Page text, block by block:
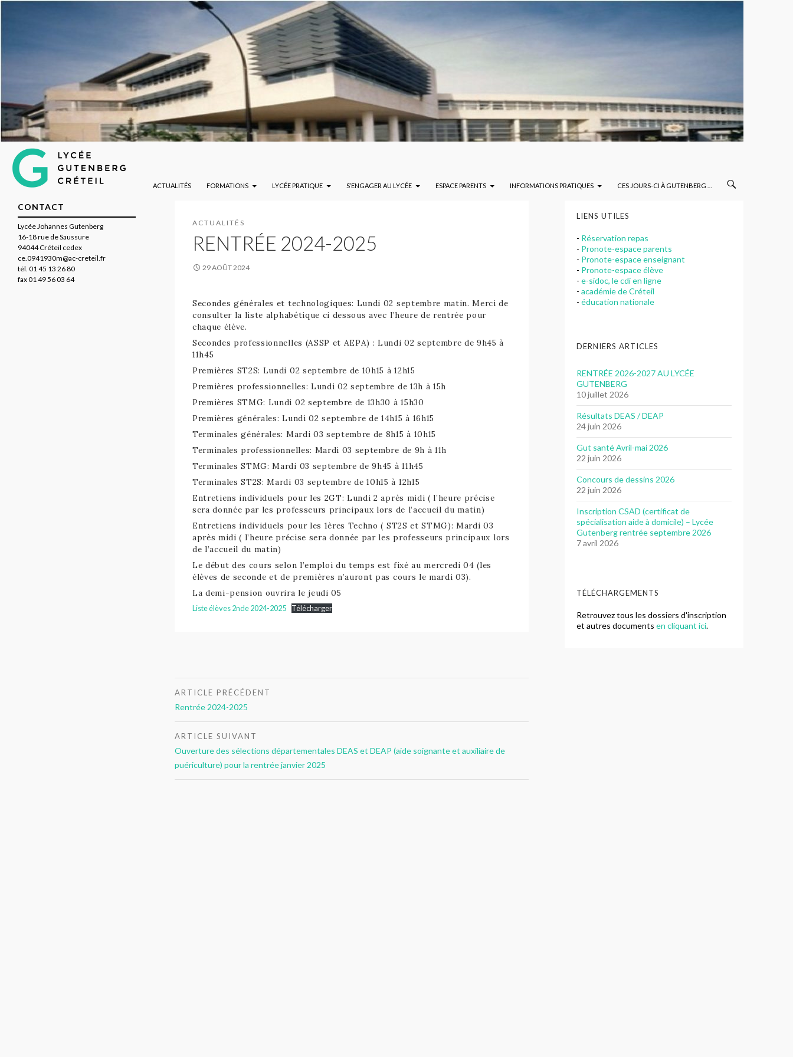
Lycée Gutenberg de Créteil
Recherche
ACTUALITÉS FORMATIONS LYCÉE PRATIQUE S’ENGAGER AU LYCÉE ESPACE PARENTS INFORMATIONS PRATIQUES CES JOURS-CI À GUTENBERG …
ACTUALITÉS
RENTRÉE 2024-2025
29 AOÛT 2024
Secondes générales et technologiques: Lundi 02 septembre matin. Merci de
consulter la liste alphabétique ci dessous avec l’heure de rentrée pour
chaque élève.
Secondes professionnelles (ASSP et AEPA) : Lundi 02 septembre de 9h45 à
11h45
Premières ST2S: Lundi 02 septembre de 10h15 à 12h15
Premières professionnelles: Lundi 02 septembre de 13h à 15h
Premières STMG: Lundi 02 septembre de 13h30 à 15h30
Premières générales: Lundi 02 septembre de 14h15 à 16h15
Terminales générales: Mardi 03 septembre de 8h15 à 10h15
Terminales professionnelles: Mardi 03 septembre de 9h à 11h
Terminales STMG: Mardi 03 septembre de 9h45 à 11h45
Terminales ST2S: Mardi 03 septembre de 10h15 à 12h15
Entretiens individuels pour les 2GT: Lundi 2 après midi ( l’heure précise
sera donnée par les professeurs principaux lors de l’accueil du matin)
Entretiens individuels pour les 1ères Techno ( ST2S et STMG): Mardi 03
après midi ( l’heure précise sera donnée par les professeurs principaux lors
de l’accueil du matin)
Le début des cours selon l’emploi du temps est fixé au mercredi 04 (les
élèves de seconde et de premières n’auront pas cours le mardi 03).
La demi-pension ouvrira le jeudi 05
Liste élèves 2nde 2024-2025 Télécharger
Navigation
de
l’article
ARTICLE PRÉCÉDENT
Rentrée 2024-2025
ARTICLE SUIVANT
Ouverture des sélections départementales DEAS et DEAP (aide soignante et auxiliaire de
puériculture) pour la rentrée janvier 2025
LIENS UTILES
- Réservation repas
- Pronote-espace parents
- Pronote-espace enseignant
- Pronote-espace élève
- e-sidoc, le cdi en ligne
- académie de Créteil
- éducation nationale
DERNIERS ARTICLES
RENTRÉE 2026-2027 AU LYCÉE
GUTENBERG
10 juillet 2026
Résultats DEAS / DEAP
24 juin 2026
Gut santé Avril-mai 2026
22 juin 2026
Concours de dessins 2026
22 juin 2026
Inscription CSAD (certificat de
spécialisation aide à domicile) – Lycée
Gutenberg rentrée septembre 2026
7 avril 2026
TÉLÉCHARGEMENTS
Retrouvez tous les dossiers d'inscription
et autres documents en cliquant ici.
CONTACT
Lycée Johannes Gutenberg
16-18 rue de Saussure
94044 Créteil cedex
ce.0941930m@ac-creteil.fr
tél. 01 45 13 26 80
fax 01 49 56 03 64